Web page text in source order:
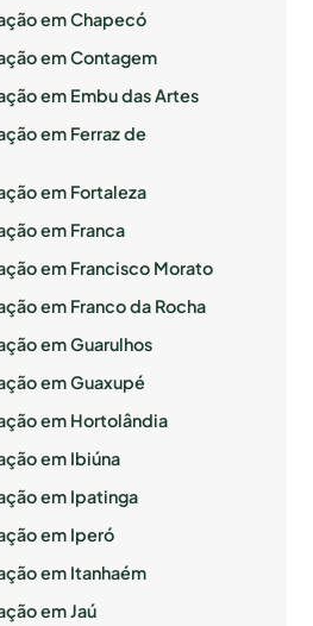
em Chapecó
em Contagem
em Embu das Artes
em Ferraz de
em Fortaleza
em Franca
em Francisco Morato
em Franco da Rocha
em Guarulhos
em Guaxupé
em Hortolândia
em Ibiúna
em Ipatinga
em Iperó
em Itanhaém
em Jaú